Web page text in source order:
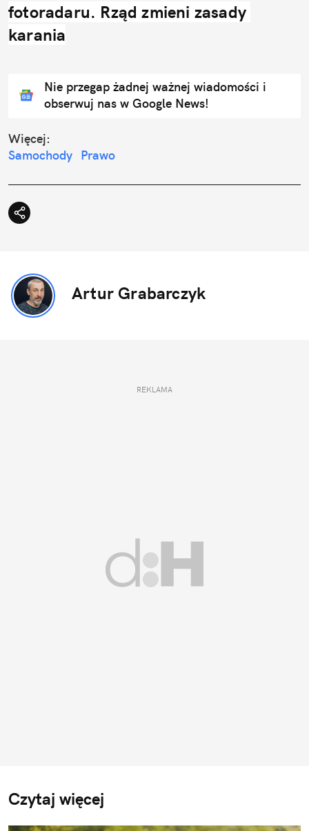
fotoradaru. Rząd zmieni zasady
karania
Nie przegap żadnej ważnej wiadomości i
obserwuj nas w Google News!
Więcej:
Samochody Prawo
Artur Grabarczyk
REKLAMA
Czytaj więcej